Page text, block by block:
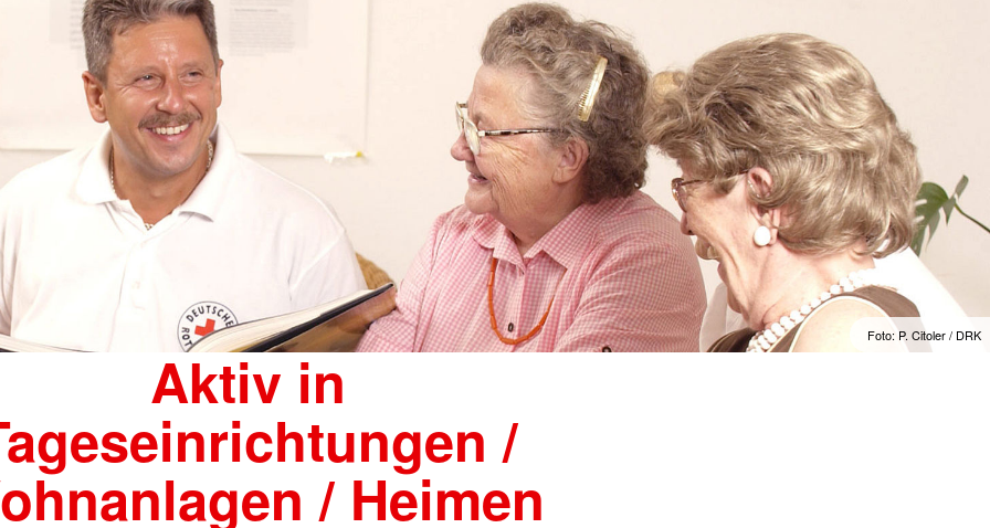
Foto: P. Citoler / DRK
Aktiv in
/
/ Heimen